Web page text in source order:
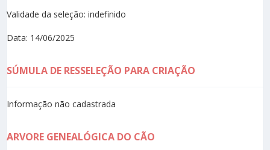
Validade da seleção: indefinido
Data: 14/06/2025
SÚMULA DE RESSELEÇÃO PARA CRIAÇÃO
Informação não cadastrada
ARVORE GENEALÓGICA DO CÃO